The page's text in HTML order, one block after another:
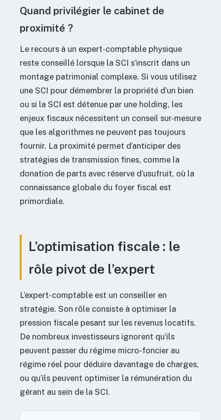
Quand privilégier le cabinet de
proximité ?
Le recours à un expert-comptable physique
reste conseillé lorsque la SCI s’inscrit dans un
montage patrimonial complexe. Si vous utilisez
une SCI pour démembrer la propriété d’un bien
ou si la SCI est détenue par une holding, les
enjeux fiscaux nécessitent un conseil sur-mesure
que les algorithmes ne peuvent pas toujours
fournir. La proximité permet d’anticiper des
stratégies de transmission fines, comme la
donation de parts avec réserve d’usufruit, où la
connaissance globale du foyer fiscal est
primordiale.
L’optimisation fiscale : le
rôle pivot de l’expert
L’expert-comptable est un conseiller en
stratégie. Son rôle consiste à optimiser la
pression fiscale pesant sur les revenus locatifs.
De nombreux investisseurs ignorent qu’ils
peuvent passer du régime micro-foncier au
régime réel pour déduire davantage de charges,
ou qu’ils peuvent optimiser la rémunération du
gérant au sein de la SCI.